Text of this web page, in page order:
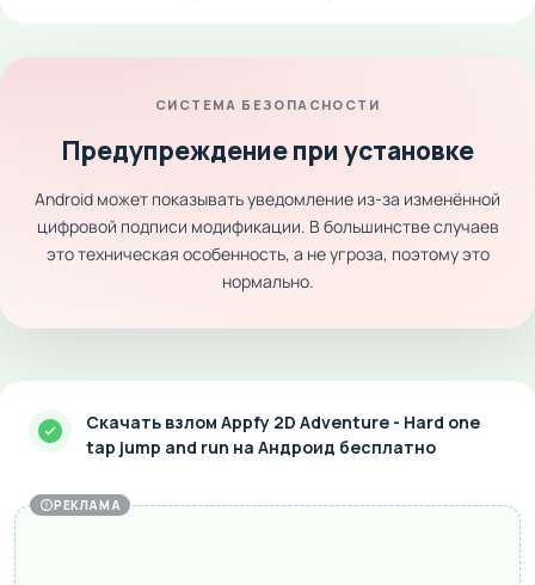
СИСТЕМА БЕЗОПАСНОСТИ
Предупреждение при установке
Android может показывать уведомление из-за изменённой
цифровой подписи модификации. В большинстве случаев
это техническая особенность, а не угроза, поэтому это
нормально.
Скачать взлом Appfy 2D Adventure - Hard one
tap jump and run на Андроид бесплатно
РЕКЛАМА